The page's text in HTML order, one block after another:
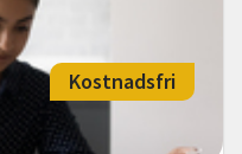
Kostnadsfri